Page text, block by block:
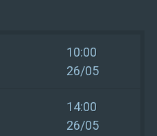
10:00
26/05
14:00
26/05